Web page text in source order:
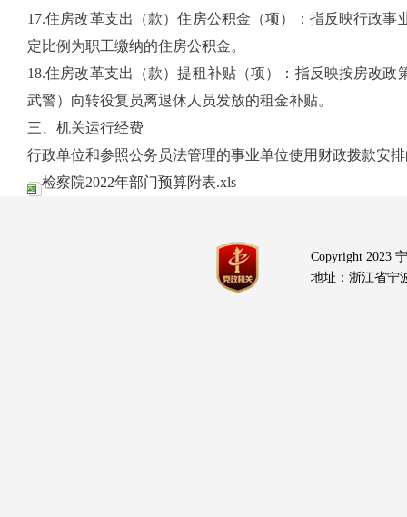
17.住房改革支出（款）住房公积金（项）：指反映行政事
定比例为职工缴纳的住房公积金。
18.住房改革支出（款）提租补贴（项）：指反映按房改政
武警）向转役复员离退休人员发放的租金补贴。
三、机关运行经费
行政单位和参照公务员法管理的事业单位使用财政拨款安
检察院2022年部门预算附表.xls
Copyright 2023
地址：浙江省宁